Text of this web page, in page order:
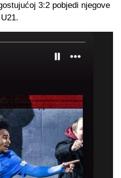
3:2 pobjedi njegove